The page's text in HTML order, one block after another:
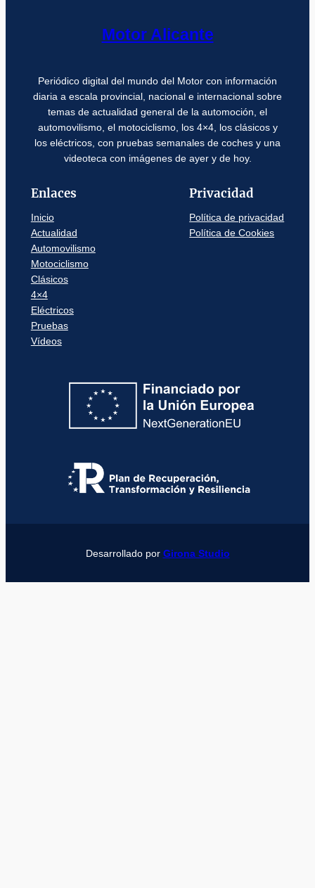
Motor Alicante
Periódico digital del mundo del Motor con información
diaria a escala provincial, nacional e internacional sobre
temas de actualidad general de la automoción, el
automovilismo, el motociclismo, los 4×4, los clásicos y
los eléctricos, con pruebas semanales de coches y una
videoteca con imágenes de ayer y de hoy.
Enlaces
Inicio
Actualidad
Automovilismo
Motociclismo
Clásicos
4×4
Eléctricos
Pruebas
Vídeos
Privacidad
Política de privacidad
Política de Cookies
Desarrollado por Girona Studio